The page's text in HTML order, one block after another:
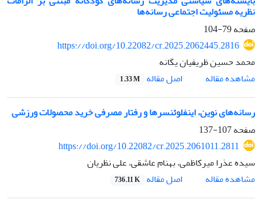
نظریه مسئولیت اجتماعی رسانه‌ها
صفحه79-104
https://doi.org/10.22082/cr.2025.2062445.2816
محمد حسین ظریفیان یگانه
مشاهده مقاله
اصل مقاله 1.33 M
رسانه‌های نوین، اینفلوئنسرها و رفتار مصرفی خرید محصولات ورزشی
صفحه107-137
https://doi.org/10.22082/cr.2025.2061011.2811
سیده عذرا میرکاظمی، بهنام عاشقی، علی نظریان
مشاهده مقاله
اصل مقاله 736.11 K